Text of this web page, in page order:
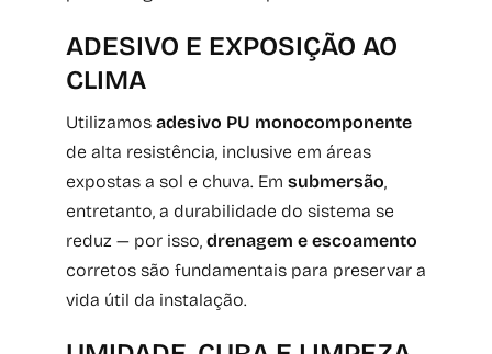
ADESIVO E EXPOSIÇÃO AO
CLIMA
Utilizamos adesivo PU monocomponente
de alta resistência, inclusive em áreas
expostas a sol e chuva. Em submersão,
entretanto, a durabilidade do sistema se
reduz — por isso, drenagem e escoamento
corretos são fundamentais para preservar a
vida útil da instalação.